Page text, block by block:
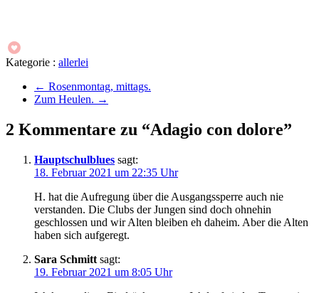
Kategorie : allerlei
← Rosenmontag, mittags.
Zum Heulen. →
2 Kommentare zu “Adagio con dolore”
Hauptschulblues sagt:
18. Februar 2021 um 22:35 Uhr
H. hat die Aufregung über die Ausgangssperre auch nie
verstanden. Die Clubs der Jungen sind doch ohnehin
geschlossen und wir Alten bleiben eh daheim. Aber die Alten
haben sich aufgeregt.
Sara Schmitt sagt:
19. Februar 2021 um 8:05 Uhr